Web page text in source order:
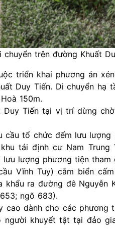
trên đường Khuất
triển khai phương án
Duy Tiến. Di chuyển hạ
150m.
Tiến tại vị trí dừng
tổ chức đếm lưu
tái định cư Nam Trung
lượng phương tiện
Vĩnh Tuy) cắm biển
ra đường đê Nguyễn
ngõ 683).
dành cho các phương
khuyết tật tại đảo